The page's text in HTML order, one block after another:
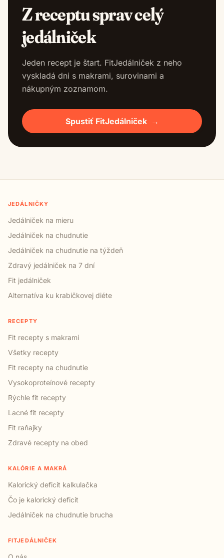
Z receptu sprav celý
jedálniček
Jeden recept je štart. FitJedálniček z neho
vyskladá dni s makrami, surovinami a
nákupným zoznamom.
Spustiť FitJedálniček →
JEDÁLNIČKY
Jedálniček na mieru
Jedálniček na chudnutie
Jedálniček na chudnutie na týždeň
Zdravý jedálniček na 7 dní
Fit jedálniček
Alternatíva ku krabičkovej diéte
RECEPTY
Fit recepty s makrami
Všetky recepty
Fit recepty na chudnutie
Vysokoproteínové recepty
Rýchle fit recepty
Lacné fit recepty
Fit raňajky
Zdravé recepty na obed
KALÓRIE A MAKRÁ
Kalorický deficit kalkulačka
Čo je kalorický deficit
Jedálniček na chudnutie brucha
FITJEDÁLNIČEK